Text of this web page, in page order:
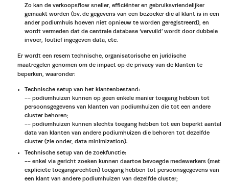
Zo kan de verkoopsflow sneller, efficiënter en gebruiksvriendelijker
gemaakt worden (bv. de gegevens van een bezoeker die al klant is in een
ander podiumhuis hoeven niet opnieuw te worden geregistreerd), en
wordt vermeden dat de centrale database ‘vervuild’ wordt door dubbele
invoer, foutief ingegeven data, etc.
Er wordt een resem technische, organisatorische en juridische
maatregelen genomen om de impact op de privacy van de klanten te
beperken, waaronder:
Technische setup van het klantenbestand:
-- podiumhuizen kunnen op geen enkele manier toegang hebben tot
persoonsgegevens van klanten van podiumhuizen die tot een andere
cluster behoren;
-- podiumhuizen kunnen slechts toegang hebben tot een beperkt aantal
data van klanten van andere podiumhuizen die behoren tot dezelfde
cluster (zie onder, data minimization).
Technische setup van de zoekfunctie:
-- enkel via gericht zoeken kunnen daartoe bevoegde medewerkers (met
expliciete toegangsrechten) toegang hebben tot persoonsgegevens van
een klant van andere podiumhuizen van dezelfde cluster;